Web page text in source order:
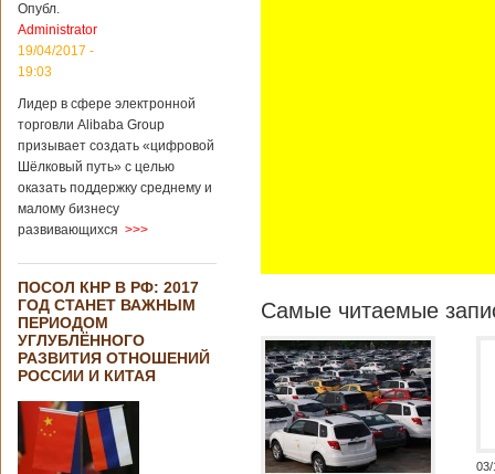
Опубл.
Administrator
19/04/2017 -
19:03
Лидер в сфере электронной
торговли Alibaba Group
призывает создать «цифровой
Шёлковый путь» с целью
оказать поддержку среднему и
малому бизнесу
развивающихся >>>
ПОСОЛ КНР В РФ: 2017
ГОД СТАНЕТ ВАЖНЫМ
ПЕРИОДОМ
УГЛУБЛЁННОГО
РАЗВИТИЯ ОТНОШЕНИЙ
РОССИИ И КИТАЯ
Самые читаемые
03/